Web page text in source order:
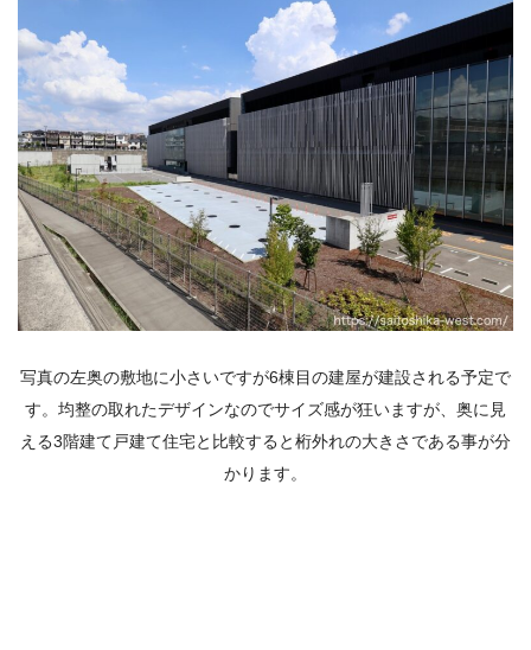
写真の左奥の敷地に小さいですが6棟目の建屋が建設される予定で
す。均整の取れたデザインなのでサイズ感が狂いますが、奥に見
える3階建て戸建て住宅と比較すると桁外れの大きさである事が分
かります。